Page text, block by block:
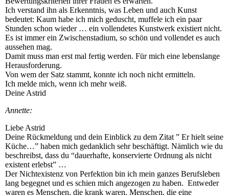
Ich verstand ihn als Erkenntnis, was Leben und auch Kunst
bedeutet: Kaum habe ich mich geduscht, muffele ich ein paar
Stunden schon wieder … ein vollendetes Kunstwerk existiert nicht.
Es ist immer ein Zwischenstadium, so schön und vollendet es auch
aussehen mag.
Damit muss man erst mal fertig werden. Für mich eine lebenslange
Herausforderung.
Von wem der Satz stammt, konnte ich noch nicht ermitteln.
Ich melde mich, wenn ich mehr weiß.
Deine Astrid
Annette:
Liebe Astrid
Deine Rückmeldung und dein Einblick zu dem Zitat ” Er hielt seine
Küche…” haben mich gedanklich sehr beschäftigt. Nämlich wie du
beschreibst, dass du “dauerhafte, konservierte Ordnung als nicht
existent erlebst” …
Der Nichtexistenz von Perfektion bin ich mein ganzes Berufsleben
lang begegnet und es schien mich angezogen zu haben. Entweder
waren es Menschen, die krank waren, Menschen, die eine